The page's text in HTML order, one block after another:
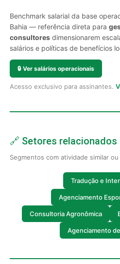
Benchmark salarial da base
Bahia — referência direta para
consultores dimensionarem
salários e políticas de benefícios
🔒 Ver salários operacionais
Acesso exclusivo para assinantes.
🔗 Setores relacionados
Segmentos com atividade similar
Tradução e
Agenciamento
Consultoria Agronômica
Agenciamento